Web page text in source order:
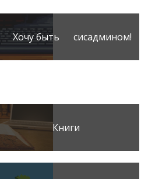
Хочу быть сисадмином!
Книги